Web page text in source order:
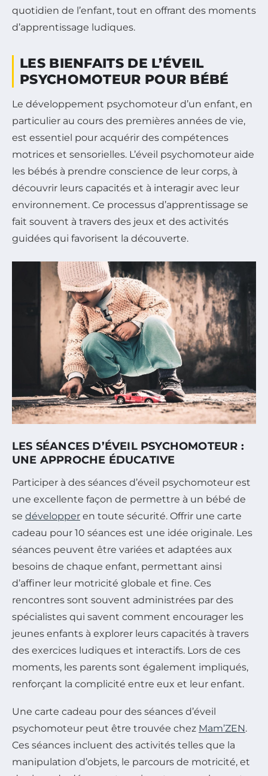
quotidien de l’enfant, tout en offrant des moments
d’apprentissage ludiques.
LES BIENFAITS DE L’ÉVEIL
PSYCHOMOTEUR POUR BÉBÉ
Le développement psychomoteur d’un enfant, en
particulier au cours des premières années de vie,
est essentiel pour acquérir des compétences
motrices et sensorielles. L’éveil psychomoteur aide
les bébés à prendre conscience de leur corps, à
découvrir leurs capacités et à interagir avec leur
environnement. Ce processus d’apprentissage se
fait souvent à travers des jeux et des activités
guidées qui favorisent la découverte.
LES SÉANCES D’ÉVEIL PSYCHOMOTEUR :
UNE APPROCHE ÉDUCATIVE
Participer à des séances d’éveil psychomoteur est
une excellente façon de permettre à un bébé de
se développer en toute sécurité. Offrir une carte
cadeau pour 10 séances est une idée originale. Les
séances peuvent être variées et adaptées aux
besoins de chaque enfant, permettant ainsi
d’affiner leur motricité globale et fine. Ces
rencontres sont souvent administrées par des
spécialistes qui savent comment encourager les
jeunes enfants à explorer leurs capacités à travers
des exercices ludiques et interactifs. Lors de ces
moments, les parents sont également impliqués,
renforçant la complicité entre eux et leur enfant.
Une carte cadeau pour des séances d’éveil
psychomoteur peut être trouvée chez Mam’ZEN.
Ces séances incluent des activités telles que la
manipulation d’objets, le parcours de motricité, et